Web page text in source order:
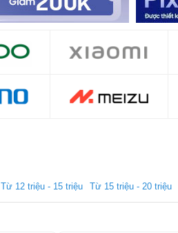
Từ 12 triệu - 15 triệu Từ 15 triệu - 20 triệu